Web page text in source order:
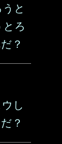
と
ろ
？
し
？